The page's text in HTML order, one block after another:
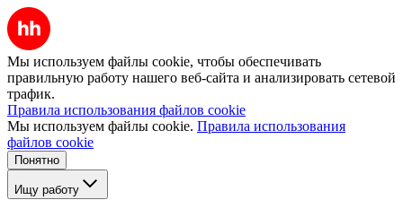
Мы используем файлы cookie, чтобы обеспечивать
правильную работу нашего веб-сайта и анализировать сетевой
трафик.
Правила использования файлов cookie
Мы используем файлы cookie. Правила использования
файлов cookie
Понятно
Ищу работу